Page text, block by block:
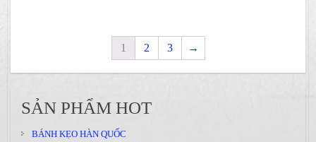
1 2 3 →
SẢN PHẨM HOT
BÁNH KẸO HÀN QUỐC